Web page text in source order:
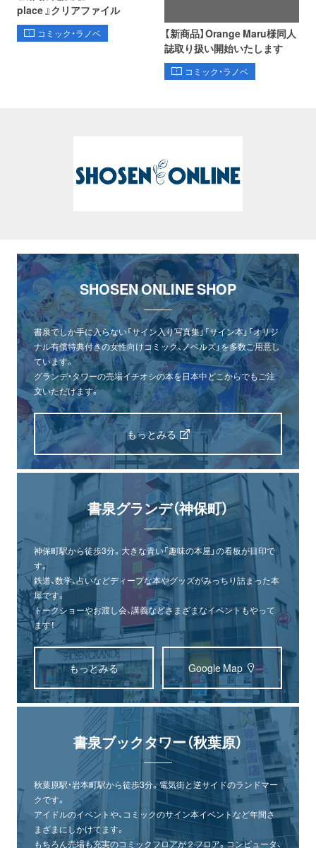
place 』クリアファイル
コミック・ラノベ
【新商品】Orange Maru様同人
誌取り扱い開始いたします
コミック・ラノベ
SHOSEN ONLINE SHOP
書泉でしか手に入らない「サイン入り写真集」「サイン本」「オリジ
ナル有償特典付きの女性向けコミック、ノベルズ」を多数ご用意し
ています。
グランデ・タワーの売場イチオシの本を日本中どこからでもご注
文いただけます。
もっとみる
書泉グランデ（神保町）
神保町駅から徒歩3分。大きな青い「趣味の本屋」の看板が目印で
す。
鉄道、数学、占いなどディープな本やグッズがみっちり詰まった本
屋です。
トークショーやお渡し会、講義などさまざまなイベントもやって
ます！
もっとみる Google Map
書泉ブックタワー（秋葉原）
秋葉原駅・岩本町駅から徒歩3分。電気街と逆サイドのランドマー
クです。
アイドルのイベントや、コミックのサイン本イベントなど年間さ
まざまにしかけてます。
もちろん売場も充実のコミックフロアが２フロア。コンピュータ、